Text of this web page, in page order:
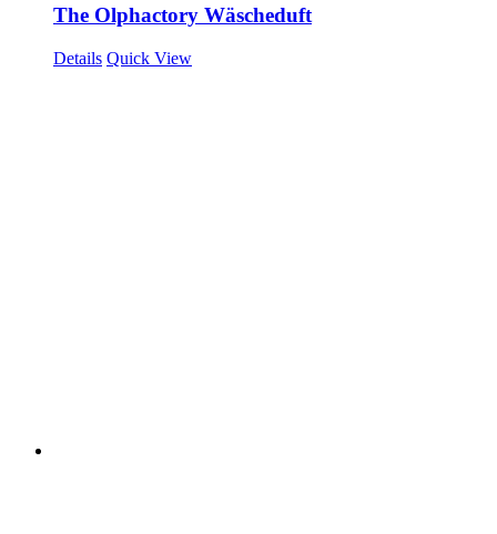
The Olphactory Wäscheduft
Details Quick View